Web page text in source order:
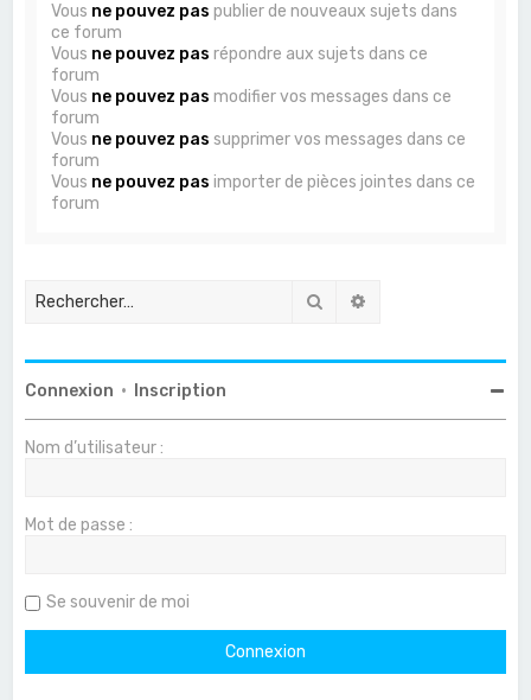
Vous ne pouvez pas publier de nouveaux sujets dans
ce forum
Vous ne pouvez pas répondre aux sujets dans ce
forum
Vous ne pouvez pas modifier vos messages dans ce
forum
Vous ne pouvez pas supprimer vos messages dans ce
forum
Vous ne pouvez pas importer de pièces jointes dans ce
forum
Rechercher
Connexion • Inscription
Nom d’utilisateur :
Mot de passe :
Se souvenir de moi